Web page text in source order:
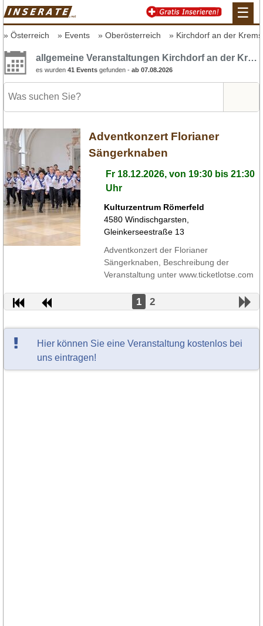
☰
Österreich Events Oberösterreich Kirchdorf an der Krems
allgemeine Veranstaltungen Kirchdorf an der Krems
es wurden 41 Events gefunden - ab 07.08.2026
Adventkonzert Florianer
Sängerknaben
Fr 18.12.2026, von 19:30 bis 21:30
Uhr
Kulturzentrum Römerfeld
4580 Windischgarsten
Gleinkerseestraße 13
Adventkonzert der Florianer
Sängerknaben, Beschreibung der
Veranstaltung unter www.ticketlotse.com
1 2
Hier können Sie eine Veranstaltung kostenlos bei
uns eintragen!